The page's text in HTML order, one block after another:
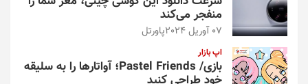
منفجر می‌کند
07 آوریل 2024 پاورتل
اپ بازار
بازی/ Pastel Friends؛ آواتارها را به سلیقه